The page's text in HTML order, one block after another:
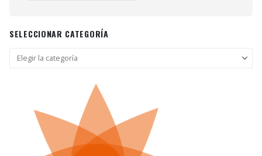
SELECCIONAR CATEGORÍA
Seleccionar
categoría